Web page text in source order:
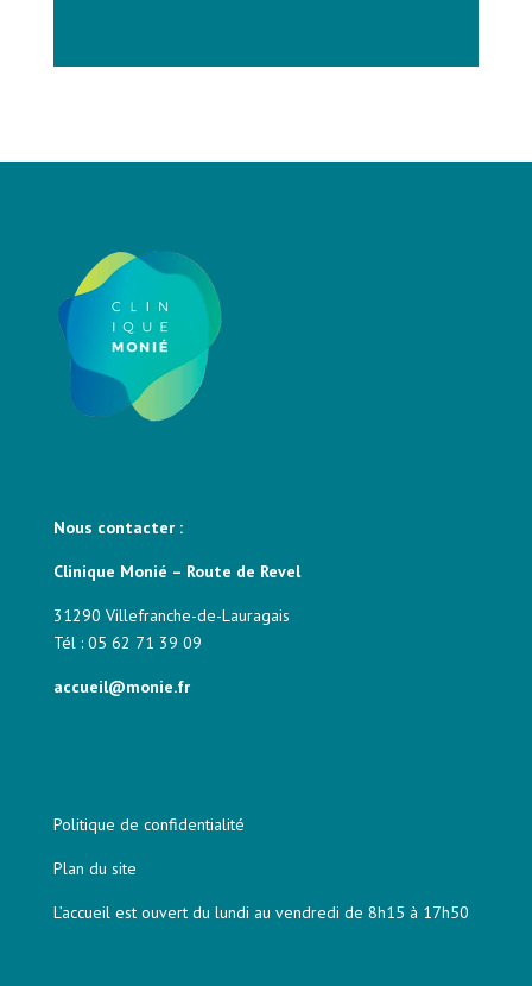
Nous contacter :
Clinique Monié – Route de Revel
31290 Villefranche-de-Lauragais
Tél : 05 62 71 39 09
accueil@monie.fr
Politique de confidentialité
Plan du site
L’accueil est ouvert du lundi au vendredi de 8h15 à 17h50